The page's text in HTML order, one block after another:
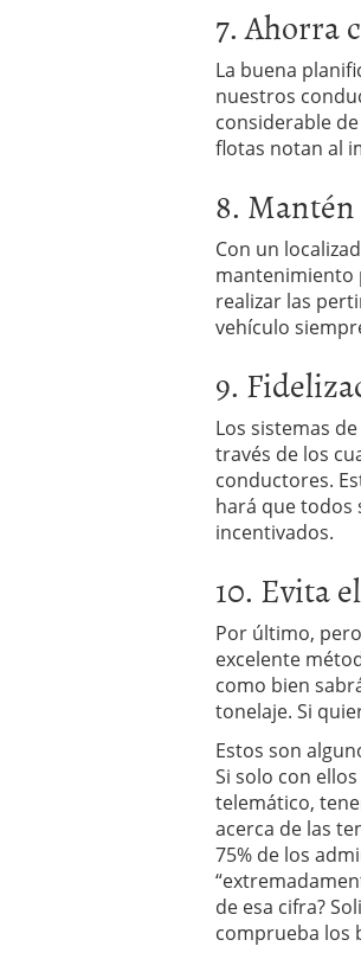
7. Ahorra
La buena
nuestros
considerable
flotas notan al
8.
Con un
mantenimiento
realizar las
vehículo
9.
Los sistemas
través de los
conductores.
hará que todos
incentivados.
10. Evita
Por último,
excelente
como bien
tonelaje. Si
Estos son
Si solo con
telemático,
acerca de las
75% de los
de esa cifra?
comprueba los